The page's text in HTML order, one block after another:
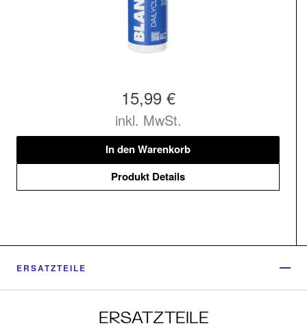
15,99 €
inkl. MwSt.
In den Warenkorb
Produkt Details
ERSATZTEILE
ERSATZTEILE